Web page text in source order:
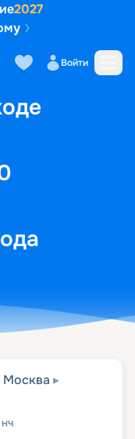
2027
Войти
Маршрут и
Москва
нч